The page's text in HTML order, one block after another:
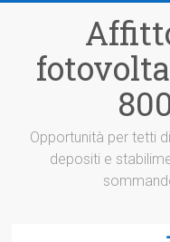
Opportunità per tetti
depositi e